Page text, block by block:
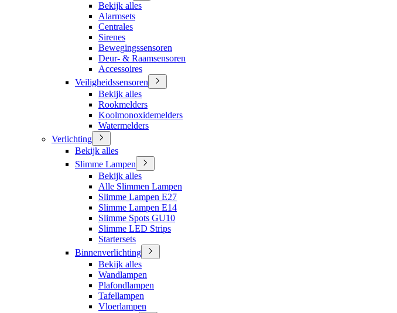
Bekijk alles
Alarmsets
Centrales
Sirenes
Bewegingssensoren
Deur- & Raamsensoren
Accessoires
Veiligheidssensoren
Bekijk alles
Rookmelders
Koolmonoxidemelders
Watermelders
Verlichting
Bekijk alles
Slimme Lampen
Bekijk alles
Alle Slimmen Lampen
Slimme Lampen E27
Slimme Lampen E14
Slimme Spots GU10
Slimme LED Strips
Startersets
Binnenverlichting
Bekijk alles
Wandlampen
Plafondlampen
Tafellampen
Vloerlampen